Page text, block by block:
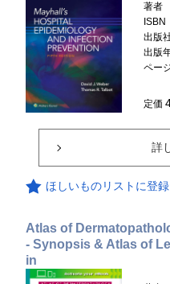
著者
ISBN
出版
出版
ペー
定価
詳
ほしいものリストに登録
Atlas of
- Synopsis & Atlas of
in